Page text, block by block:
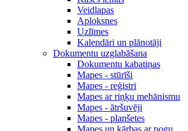
Veidlapas
Aploksnes
Uzlīmes
Kalendāri un plānotāji
Dokumentu uzglabāšana
Dokumentu kabatiņas
Mapes - stūrīši
Mapes - reģistri
Mapes ar riņķu mehānismu
Mapes - ātršuvēji
Mapes - planšetes
Mapes un kārbas ar pogu